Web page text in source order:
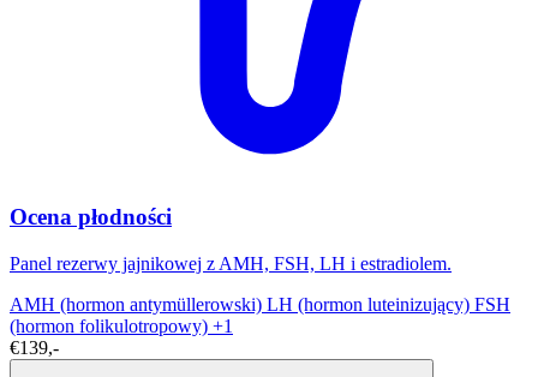
Ocena płodności
Panel rezerwy jajnikowej z AMH, FSH, LH i estradiolem.
AMH (hormon antymüllerowski) LH (hormon luteinizujący) FSH
(hormon folikulotropowy) +1
€139,-